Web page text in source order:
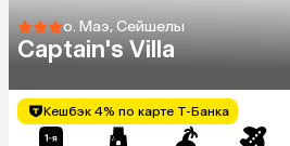
о. Маэ, Сейшелы
Captain's Villa
Кешбэк 4% по карте Т-Банка